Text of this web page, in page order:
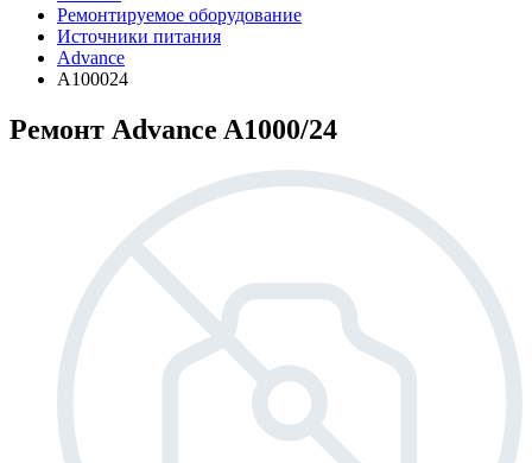
Ремонтируемое оборудование
Источники питания
Advance
A100024
Ремонт Advance A1000/24